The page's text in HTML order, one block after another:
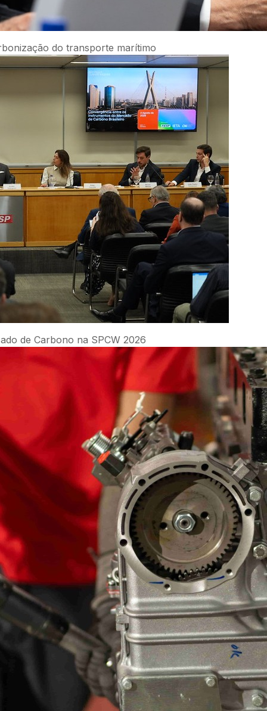
do transporte marítimo
de Carbono na SPCW 2026